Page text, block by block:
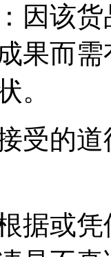
因该
果而
。
受的
据或